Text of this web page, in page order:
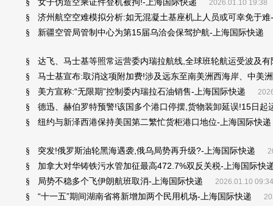
§ 2026.01.10 19:38
§ 济州航空空难模拟分析:如无混凝土基座机上人员或可幸免于
§ 新疆空管局管制中心为第15届乌洽会保驾护航-上海国际快递
§ 达飞、马士基等照常运营委内瑞拉航线,全球班轮航运受波及
§ 马士基宣布:取消这项附加费!涉及远东至南美洲西海岸、中美
§ 美方宣称:“无限期”控制委内瑞拉石油销售-上海国际快递
§ 德迅、赫伯罗特预警!该国多个港口停摆,货物装卸延误!15日起
§ 纽约与新泽西港保持美国第二繁忙货柜港口地位-上海国际快递
§ 突发!俄罗斯油轮黑海遇袭,俄乌局势再升级?-上海国际快递
§ 加拿大对华铸铁污水管加征最高472.7%双反关税-上海国际快
§ 局势不稳多个飞伊朗航班取消-上海国际快递 2026.01.10 09:34
§ “十一五”期间湖南省将新增加两个民用机场-上海国际快递